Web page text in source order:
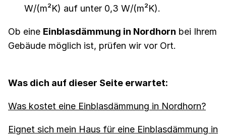
W/(m²K) auf unter 0,3 W/(m²K).
Ob eine Einblasdämmung in Nordhorn bei Ihrem
Gebäude möglich ist, prüfen wir vor Ort.
Was dich auf dieser Seite erwartet:
Was kostet eine Einblasdämmung in Nordhorn?
Eignet sich mein Haus für eine Einblasdämmung in